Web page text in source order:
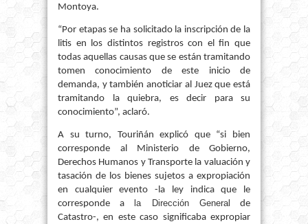
Montoya.
“Por etapas se ha solicitado la inscripción de la
litis en los distintos registros con el fin que
todas aquellas causas que se están tramitando
tomen conocimiento de este inicio de
demanda, y también anoticiar al Juez que está
tramitando la quiebra, es decir para su
conocimiento”, aclaró.
A su turno, Touriñán explicó que “si bien
corresponde al Ministerio de Gobierno,
Derechos Humanos y Transporte la valuación y
tasación de los bienes sujetos a expropiación
en cualquier evento -la ley indica que le
corresponde ala Dirección General
de
Catastro-, en este caso significaba expropiar